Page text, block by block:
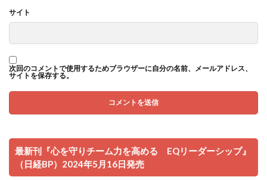
サイト
次回のコメントで使用するためブラウザーに自分の名前、メールアドレス、
サイトを保存する。
最新刊『心を守りチーム力を高める EQリーダーシップ』
（日経BP）2024年5月16日発売